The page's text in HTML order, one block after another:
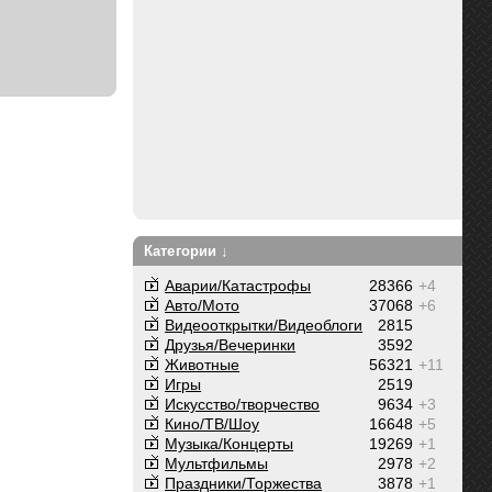
Категории ↓
+4
28366
Аварии/Катастрофы
+6
37068
Авто/Мото
2815
Видеооткрытки/Видеоблоги
3592
Друзья/Вечеринки
+11
56321
Животные
2519
Игры
+3
9634
Искусство/творчество
+5
16648
Кино/ТВ/Шоу
+1
19269
Музыка/Концерты
+2
2978
Мультфильмы
+1
3878
Праздники/Торжества